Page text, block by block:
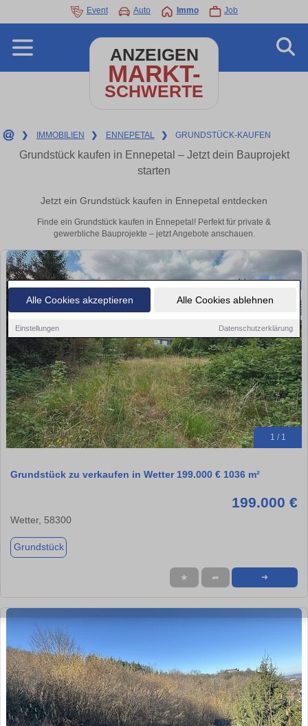
Alle Cookies akzeptieren Alle Cookies ablehnen
Einstellungen Datenschutzerklärung
Event Auto Immo Job
ANZEIGEN
MARKT-
SCHWERTE
❯ IMMOBILIEN ❯ ENNEPETAL ❯ GRUNDSTÜCK-KAUFEN
Grundstück kaufen in Ennepetal – Jetzt dein Bauprojekt
starten
Jetzt ein Grundstück kaufen in Ennepetal entdecken
Finde ein Grundstück kaufen in Ennepetal! Perfekt für private &
gewerbliche Bauprojekte – jetzt Angebote anschauen.
1 / 1
Grundstück zu verkaufen in Wetter 199.000 € 1036 m²
199.000 €
Wetter, 58300
Grundstück
★ ➦ ➜